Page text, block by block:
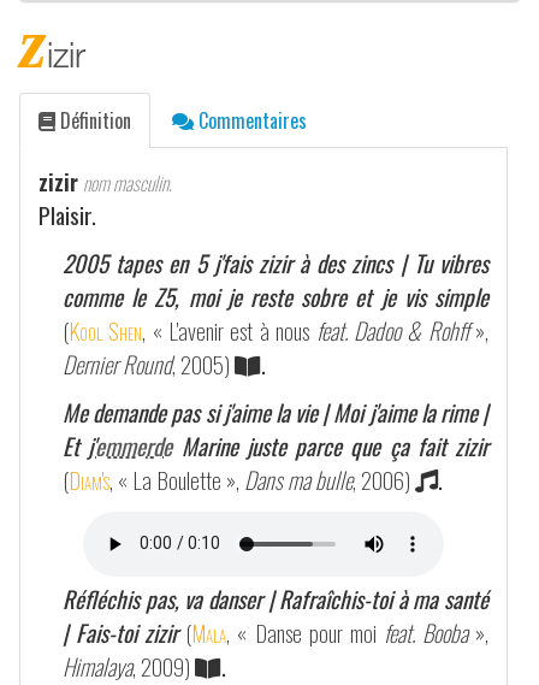
zizir
Définition Commentaires
zizir nom masculin.
Plaisir.
2005 tapes en 5 j'fais zizir à des zincs | Tu vibres
comme le Z5, moi je reste sobre et je vis simple
(Kool Shen, « L'avenir est à nous feat. Dadoo & Rohff»,
Dernier Round, 2005)
.
Me demande pas si j'aime la vie | Moi j'aime la rime |
Et j'emmerdeMarine juste parce que ça fait zizir
(Diam's, « La Boulette », Dans ma bulle, 2006) .
Réfléchis pas, va danser | Rafraîchis-toi à ma santé
| Fais-toi zizir (Mala, « Danse pour moi feat. Booba»,
Himalaya, 2009)
.